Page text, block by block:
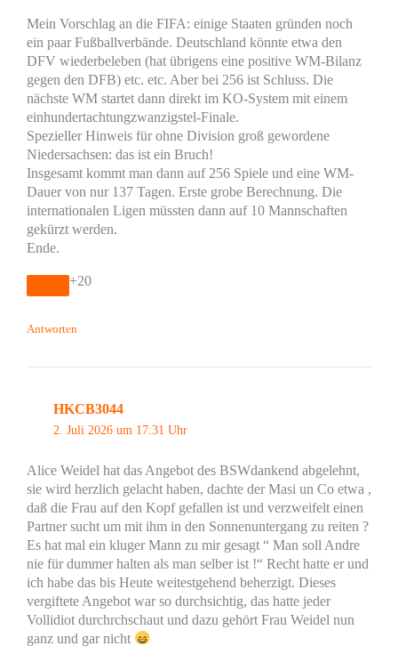
Mein Vorschlag an die FIFA: einige Staaten gründen noch
ein paar Fußballverbände. Deutschland könnte etwa den
DFV wiederbeleben (hat übrigens eine positive WM-Bilanz
gegen den DFB) etc. etc. Aber bei 256 ist Schluss. Die
nächste WM startet dann direkt im KO-System mit einem
einhundertachtungzwanzigstel-Finale.
Spezieller Hinweis für ohne Division groß gewordene
Niedersachsen: das ist ein Bruch!
Insgesamt kommt man dann auf 256 Spiele und eine WM-
Dauer von nur 137 Tagen. Erste grobe Berechnung. Die
internationalen Ligen müssten dann auf 10 Mannschaften
gekürzt werden.
Ende.
+20
Antworten
HKCB3044
2. Juli 2026 um 17:31 Uhr
Alice Weidel hat das Angebot des BSWdankend abgelehnt,
sie wird herzlich gelacht haben, dachte der Masi un Co etwa ,
daß die Frau auf den Kopf gefallen ist und verzweifelt einen
Partner sucht um mit ihm in den Sonnenuntergang zu reiten ?
Es hat mal ein kluger Mann zu mir gesagt “ Man soll Andre
nie für dummer halten als man selber ist !“ Recht hatte er und
ich habe das bis Heute weitestgehend beherzigt. Dieses
vergiftete Angebot war so durchsichtig, das hatte jeder
Vollidiot durchrchschaut und dazu gehört Frau Weidel nun
ganz und gar nicht